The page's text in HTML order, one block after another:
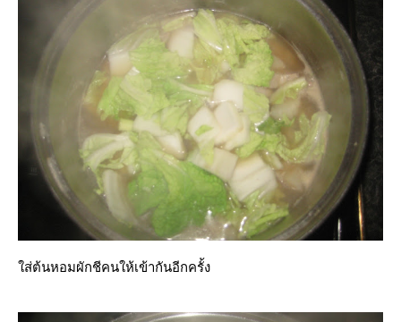
ส่ต้นหอมผักชีคนให้เข้ากันอีกครั้ง